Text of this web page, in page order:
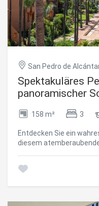
San Pedro de
Spektakuläres
panoramischer
158 m² 3
Entdecken Sie ein
diesem
weitläufige private
den atemberaubenden